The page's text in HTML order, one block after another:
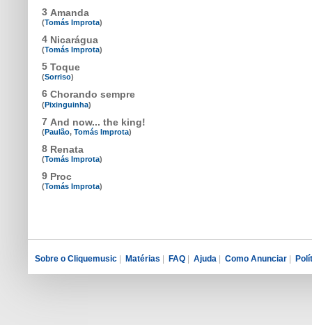
3 Amanda
(Tomás Improta)
4 Nicarágua
(Tomás Improta)
5 Toque
(Sorriso)
6 Chorando sempre
(Pixinguinha)
7 And now... the king!
(Paulão, Tomás Improta)
8 Renata
(Tomás Improta)
9 Proc
(Tomás Improta)
Sobre o Cliquemusic Matérias FAQ Ajuda Como Anunciar